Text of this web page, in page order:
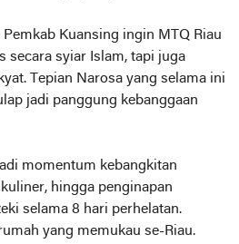
Kuansing ingin MTQ Riau
secara syiar Islam, tapi juga
Tepian Narosa yang selama ini
jadi panggung kebanggaan
momentum kebangkitan
hingga penginapan
selama 8 hari perhelatan.
yang memukau se-Riau.